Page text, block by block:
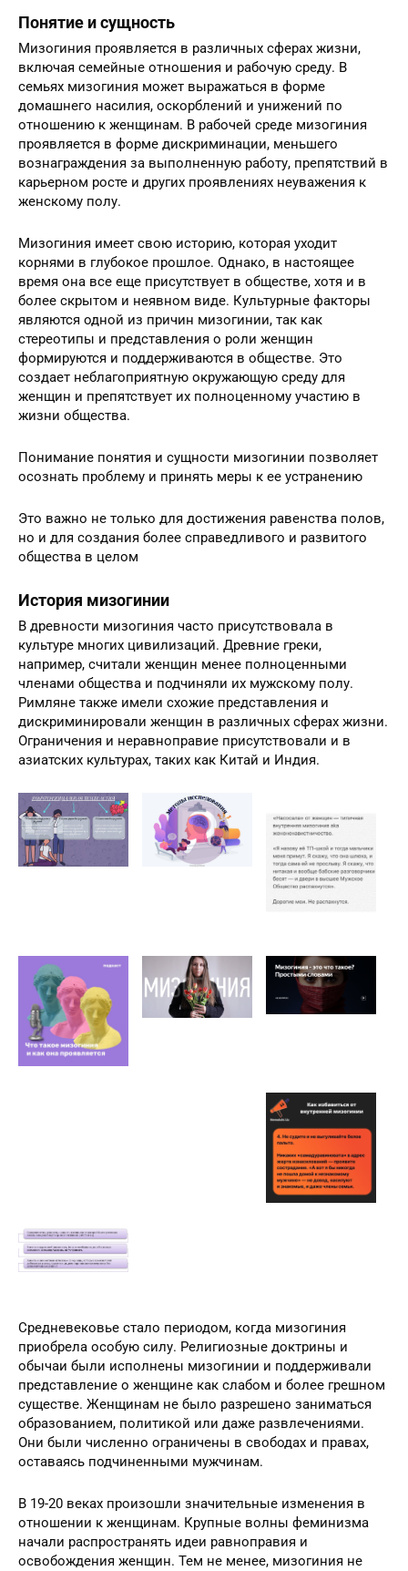
Понятие и сущность
Мизогиния проявляется в различных сферах жизни,
включая семейные отношения и рабочую среду. В
семьях мизогиния может выражаться в форме
домашнего насилия, оскорблений и унижений по
отношению к женщинам. В рабочей среде мизогиния
проявляется в форме дискриминации, меньшего
вознаграждения за выполненную работу, препятствий в
карьерном росте и других проявлениях неуважения к
женскому полу.
Мизогиния имеет свою историю, которая уходит
корнями в глубокое прошлое. Однако, в настоящее
время она все еще присутствует в обществе, хотя и в
более скрытом и неявном виде. Культурные факторы
являются одной из причин мизогинии, так как
стереотипы и представления о роли женщин
формируются и поддерживаются в обществе. Это
создает неблагоприятную окружающую среду для
женщин и препятствует их полноценному участию в
жизни общества.
Понимание понятия и сущности мизогинии позволяет
осознать проблему и принять меры к ее устранению
Это важно не только для достижения равенства полов,
но и для создания более справедливого и развитого
общества в целом
История мизогинии
В древности мизогиния часто присутствовала в
культуре многих цивилизаций. Древние греки,
например, считали женщин менее полноценными
членами общества и подчиняли их мужскому полу.
Римляне также имели схожие представления и
дискриминировали женщин в различных сферах жизни.
Ограничения и неравноправие присутствовали и в
азиатских культурах, таких как Китай и Индия.
Средневековье стало периодом, когда мизогиния
приобрела особую силу. Религиозные доктрины и
обычаи были исполнены мизогинии и поддерживали
представление о женщине как слабом и более грешном
существе. Женщинам не было разрешено заниматься
образованием, политикой или даже развлечениями.
Они были численно ограничены в свободах и правах,
оставаясь подчиненными мужчинам.
В 19-20 веках произошли значительные изменения в
отношении к женщинам. Крупные волны феминизма
начали распространять идеи равноправия и
освобождения женщин. Тем не менее, мизогиния не